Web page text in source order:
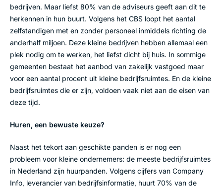
bedrijven. Maar liefst 80% van de adviseurs geeft aan dit te
herkennen in hun buurt. Volgens het CBS loopt het aantal
zelfstandigen met en zonder personeel inmiddels richting de
anderhalf miljoen. Deze kleine bedrijven hebben allemaal een
plek nodig om te werken, het liefst dicht bij huis. In sommige
gemeenten bestaat het aanbod van zakelijk vastgoed maar
voor een aantal procent uit kleine bedrijfsruimtes. En de kleine
bedrijfsruimtes die er zijn, voldoen vaak niet aan de eisen van
deze tijd.
Huren, een bewuste keuze?
Naast het tekort aan geschikte panden is er nog een
probleem voor kleine ondernemers: de meeste bedrijfsruimtes
in Nederland zijn huurpanden. Volgens cijfers van Company
Info, leverancier van bedrijfsinformatie, huurt 70% van de